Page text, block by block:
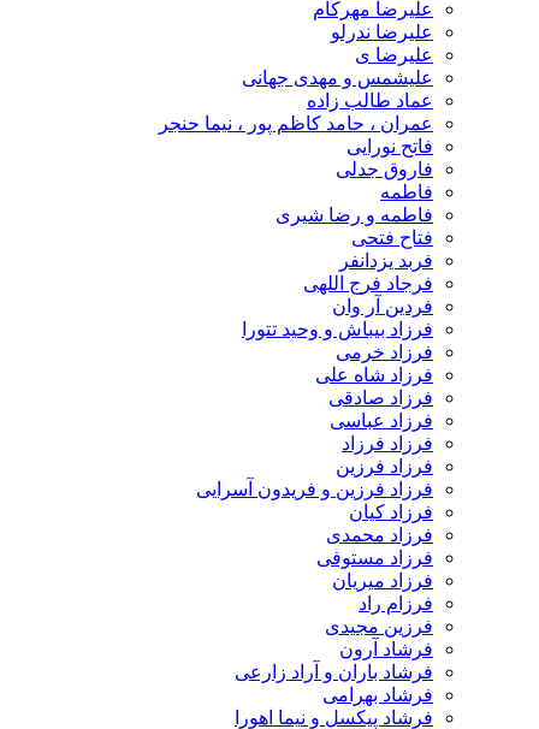
علیرضا مهرکام
علیرضا ندرلو
علیرضا ی
علیشمس و مهدی جهانی
عماد طالب زاده
عمران ، حامد کاظم پور ، نیما حنجر
فاتح نورایی
فاروق جدلی
فاطمه
فاطمه و رضا شیری
فتاح فتحی
فربد یزدانفر
فرجاد فرج اللهی
فردین آر وان
فرزاد بیباش و وحید تتورا
فرزاد خرمی
فرزاد شاه علی
فرزاد صادقی
فرزاد عباسی
فرزاد فرزاد
فرزاد فرزین
فرزاد فرزین و فریدون آسرایی
فرزاد کیان
فرزاد محمدی
فرزاد مستوفی
فرزاد میریان
فرزام راد
فرزین مجیدی
فرشاد آرون
فرشاد باران و آراد زارعی
فرشاد بهرامی
فرشاد پیکسل و نیما اهورا